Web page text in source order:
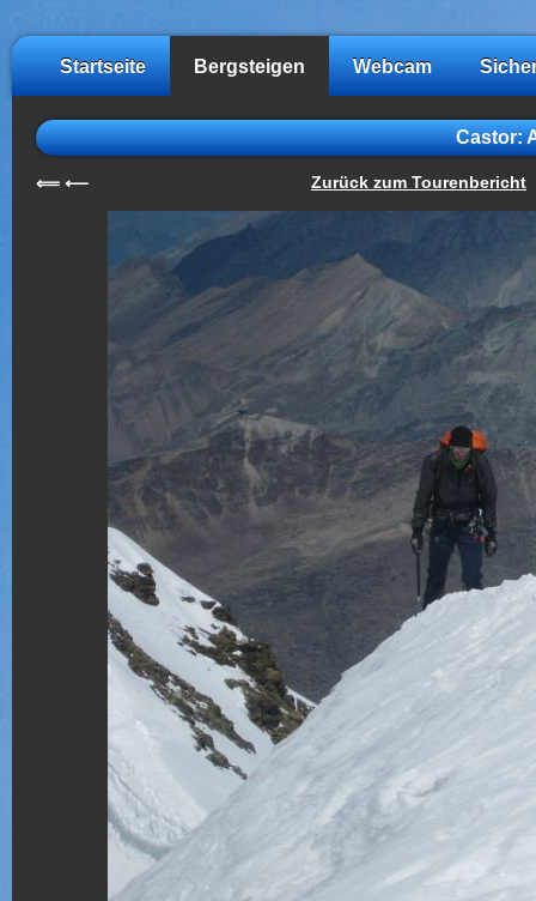
Startseite Bergsteigen Webcam
Castor:
⟸ ⟵ Zurück zum Tourenbericht